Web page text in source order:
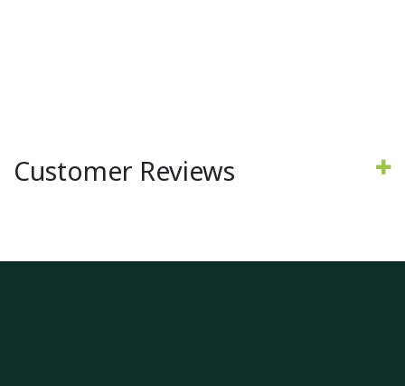
Customer Reviews